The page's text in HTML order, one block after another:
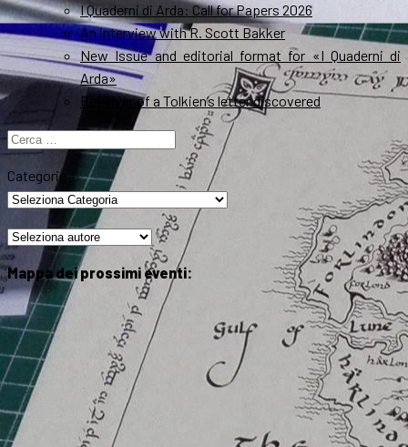
I Quaderni di Arda: Call for Papers 2026
An interview with R. Scott Bakker
New Issue and editorial format for «I Quaderni di
Arda»
Receiver of a Tolkien’s letter discovered
Ricerca
per:
Categorie
Mappa dei prossimi eventi: